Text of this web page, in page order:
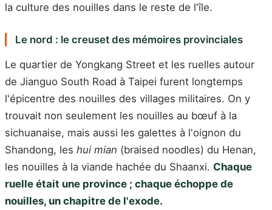
la culture des nouilles dans le reste de l'île.
Le nord : le creuset des mémoires provinciales
Le quartier de Yongkang Street et les ruelles autour
de Jianguo South Road à Taipei furent longtemps
l'épicentre des nouilles des villages militaires. On y
trouvait non seulement les nouilles au bœuf à la
sichuanaise, mais aussi les galettes à l'oignon du
Shandong, les hui mian (braised noodles) du Henan,
les nouilles à la viande hachée du Shaanxi. Chaque
ruelle était une province ; chaque échoppe de
nouilles, un chapitre de l'exode.